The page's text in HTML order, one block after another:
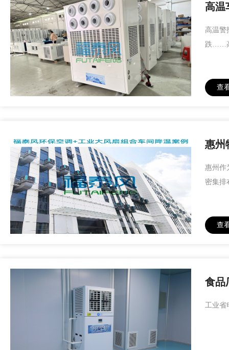
高温
高温警
跌……
查
惠州
惠州作
密集排
查
食品
工业省